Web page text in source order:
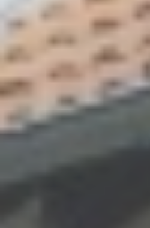
Angebote
Kulinarik & Feiern
Wellness
Urlaub